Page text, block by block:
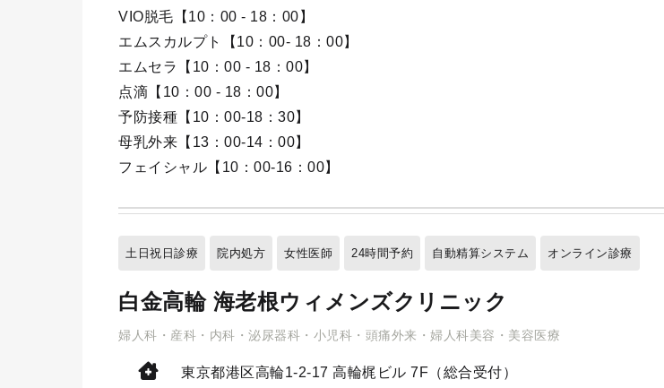
VIO脱毛【10：00 - 18：00】
エムスカルプト【10：00- 18：00】
エムセラ【10：00 - 18：00】
点滴【10：00 - 18：00】
予防接種【10：00-18：30】
母乳外来【13：00-14：00】
フェイシャル【10：00-16：00】
土日祝日診療 院内処方 女性医師 24時間予約 自動精算システム オンライン診療
白金高輪 海老根ウィメンズクリニック
婦人科・産科・内科・泌尿器科・小児科・頭痛外来・婦人科美容・美容医療
東京都港区高輪1-2-17 高輪梶ビル 7F（総合受付）